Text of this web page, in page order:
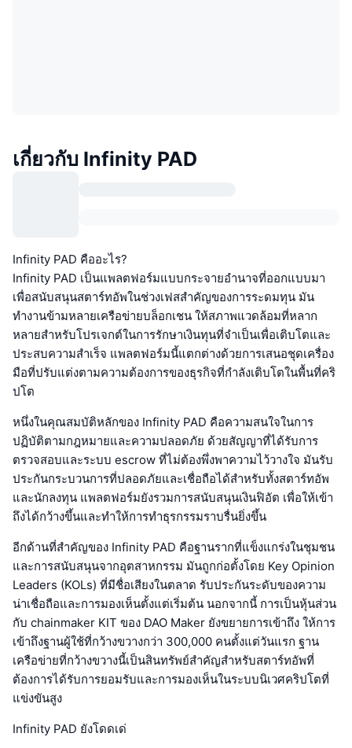
เกี่ยวกับ Infinity PAD
Infinity PAD คืออะไร?
Infinity PAD เป็นแพลตฟอร์มแบบกระจายอำนาจที่ออกแบบมา
เพื่อสนับสนุนสตาร์ทอัพในช่วงเฟสสำคัญของการระดมทุน มัน
ทำงานข้ามหลายเครือข่ายบล็อกเชน ให้สภาพแวดล้อมที่หลาก
หลายสำหรับโปรเจกต์ในการรักษาเงินทุนที่จำเป็นเพื่อเติบโตและ
ประสบความสำเร็จ แพลตฟอร์มนี้แตกต่างด้วยการเสนอชุดเครื่อง
มือที่ปรับแต่งตามความต้องการของธุรกิจที่กำลังเติบโตในพื้นที่คริ
ปโต
หนึ่งในคุณสมบัติหลักของ Infinity PAD คือความสนใจในการ
ปฏิบัติตามกฎหมายและความปลอดภัย ด้วยสัญญาที่ได้รับการ
ตรวจสอบและระบบ escrow ที่ไม่ต้องพึ่งพาความไว้วางใจ มันรับ
ประกันกระบวนการที่ปลอดภัยและเชื่อถือได้สำหรับทั้งสตาร์ทอัพ
และนักลงทุน แพลตฟอร์มยังรวมการสนับสนุนเงินฟิอัต เพื่อให้เข้า
ถึงได้กว้างขึ้นและทำให้การทำธุรกรรมราบรื่นยิ่งขึ้น
อีกด้านที่สำคัญของ Infinity PAD คือฐานรากที่แข็งแกร่งในชุมชน
และการสนับสนุนจากอุตสาหกรรม มันถูกก่อตั้งโดย Key Opinion
Leaders (KOLs) ที่มีชื่อเสียงในตลาด รับประกันระดับของความ
น่าเชื่อถือและการมองเห็นตั้งแต่เริ่มต้น นอกจากนี้ การเป็นหุ้นส่วน
กับ chainmaker KIT ของ DAO Maker ยังขยายการเข้าถึง ให้การ
เข้าถึงฐานผู้ใช้ที่กว้างขวางกว่า 300,000 คนตั้งแต่วันแรก ฐาน
เครือข่ายที่กว้างขวางนี้เป็นสินทรัพย์สำคัญสำหรับสตาร์ทอัพที่
ต้องการได้รับการยอมรับและการมองเห็นในระบบนิเวศคริปโตที่
แข่งขันสูง
Infinity PAD ยังโดดเด่